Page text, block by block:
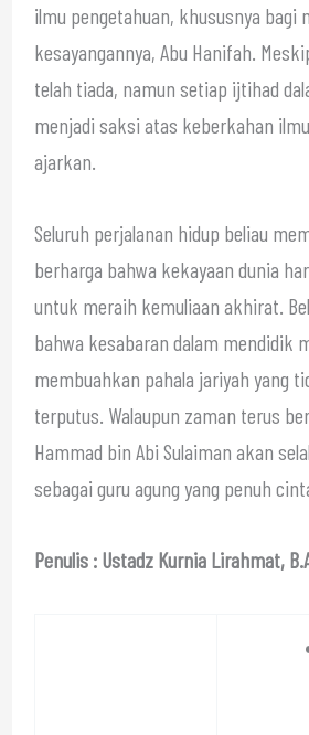
ilmu pengetahuan, khususnya bagi
kesayangannya, Abu Hanifah.
telah tiada, namun setiap ijtihad
menjadi saksi atas keberkahan
ajarkan.
Seluruh perjalanan hidup beliau
berharga bahwa kekayaan dunia
untuk meraih kemuliaan akhirat.
bahwa kesabaran dalam mendidik
membuahkan pahala jariyah yang
terputus. Walaupun zaman terus
Hammad bin Abi Sulaiman akan
sebagai guru agung yang penuh
Penulis : Ustadz Kurnia Lirahmat,